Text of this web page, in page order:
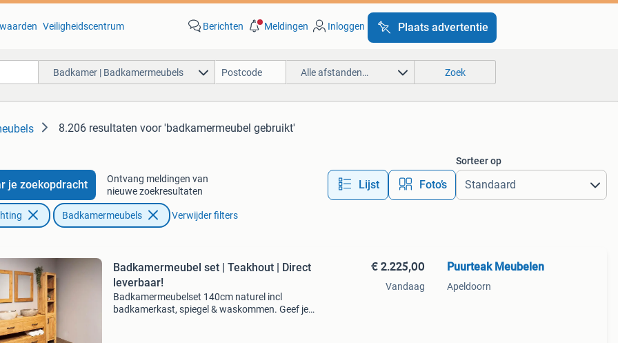
Veiligheidscentrum Berichten Meldingen Inloggen Plaats advertentie
Badkamer | Badkamermeubels Alle afstanden… Zoek
8.206 resultaten voor 'badkamermeubel gebruikt'
je zoekopdracht
Ontvang meldingen van
nieuwe zoekresultaten
Lijst Foto’s
Sorteer op
Badkamermeubels Verwijder filters
Badkamermeubel set | Teakhout | Direct
leverbaar!
Badkamermeubelset 140cm naturel incl
badkamerkast, spiegel & waskommen. Geef je
€ 2.225,00
Vandaag
Puurteak Meubelen
Apeldoorn